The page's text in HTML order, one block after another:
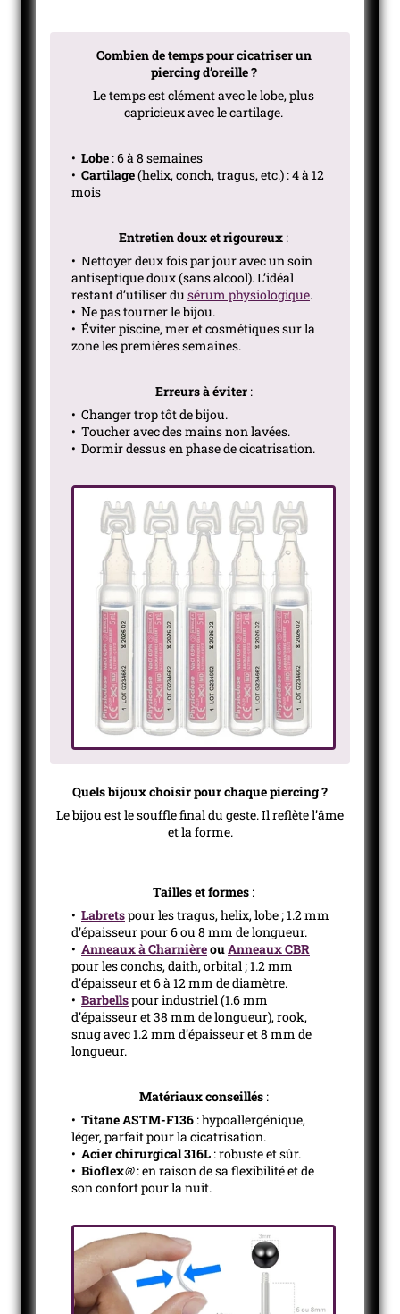
Combien de temps pour cicatriser un
piercing d’oreille ?
Le temps est clément avec le lobe, plus
capricieux avec le cartilage.
• Lobe : 6 à 8 semaines
• Cartilage(helix, conch, tragus, etc.) : 4 à 12
mois
Entretien doux et rigoureux :
• Nettoyer deux fois par jour avec un soin
antiseptique doux (sans alcool). L’idéal
restant d’utiliser du sérum physiologique.
• Ne pas tourner le bijou.
• Éviter piscine, mer et cosmétiques sur la
zone les premières semaines.
Erreurs à éviter:
• Changer trop tôt de bijou.
• Toucher avec des mains non lavées.
• Dormir dessus en phase de cicatrisation.
Quels bijoux choisir pour chaque piercing ?
Le bijou est le souffle final du geste. Il reflète l’âme
et la forme.
Tailles et formes :
• Labretspour les tragus, helix, lobe ; 1.2 mm
d’épaisseur pour 6 ou 8 mm de longueur.
• Anneaux à CharnièreouAnneaux CBR
pour les conchs, daith, orbital ; 1.2 mm
d’épaisseur et 6 à 12 mm de diamètre.
• Barbellspour industriel (1.6 mm
d’épaisseur et 38 mm de longueur), rook,
snug avec 1.2 mm d’épaisseur et 8 mm de
longueur.
Matériaux conseillés:
• Titane ASTM-F136 : hypoallergénique,
léger, parfait pour la cicatrisation.
• Acier chirurgical 316L : robuste et sûr.
• Bioflex®: en raison de sa flexibilité et de
son confort pour la nuit.